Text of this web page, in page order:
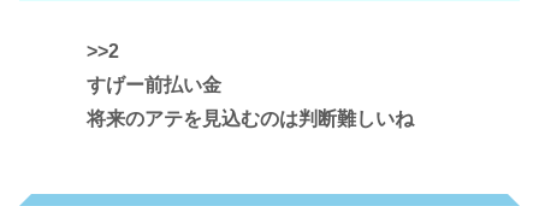
>>2
すげー前払い金
将来のアテを見込むのは判断難しいね